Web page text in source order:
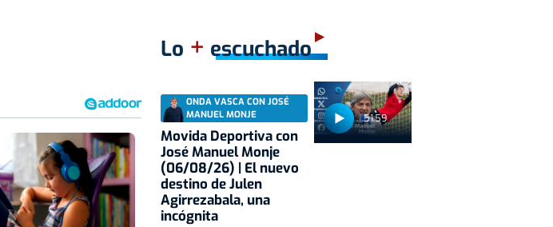
Lo + escuchado
51:59
ONDA VASCA CON JOSÉ
MANUEL MONJE
Movida Deportiva con
José Manuel Monje
(06/08/26) | El nuevo
destino de Julen
Agirrezabala, una
incógnita